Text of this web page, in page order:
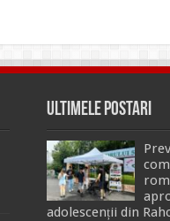
Ultimele Postari
adolescenții din